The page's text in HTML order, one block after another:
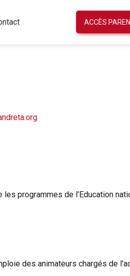
ACCÈS
programmes de l’Education
des animateurs chargés de